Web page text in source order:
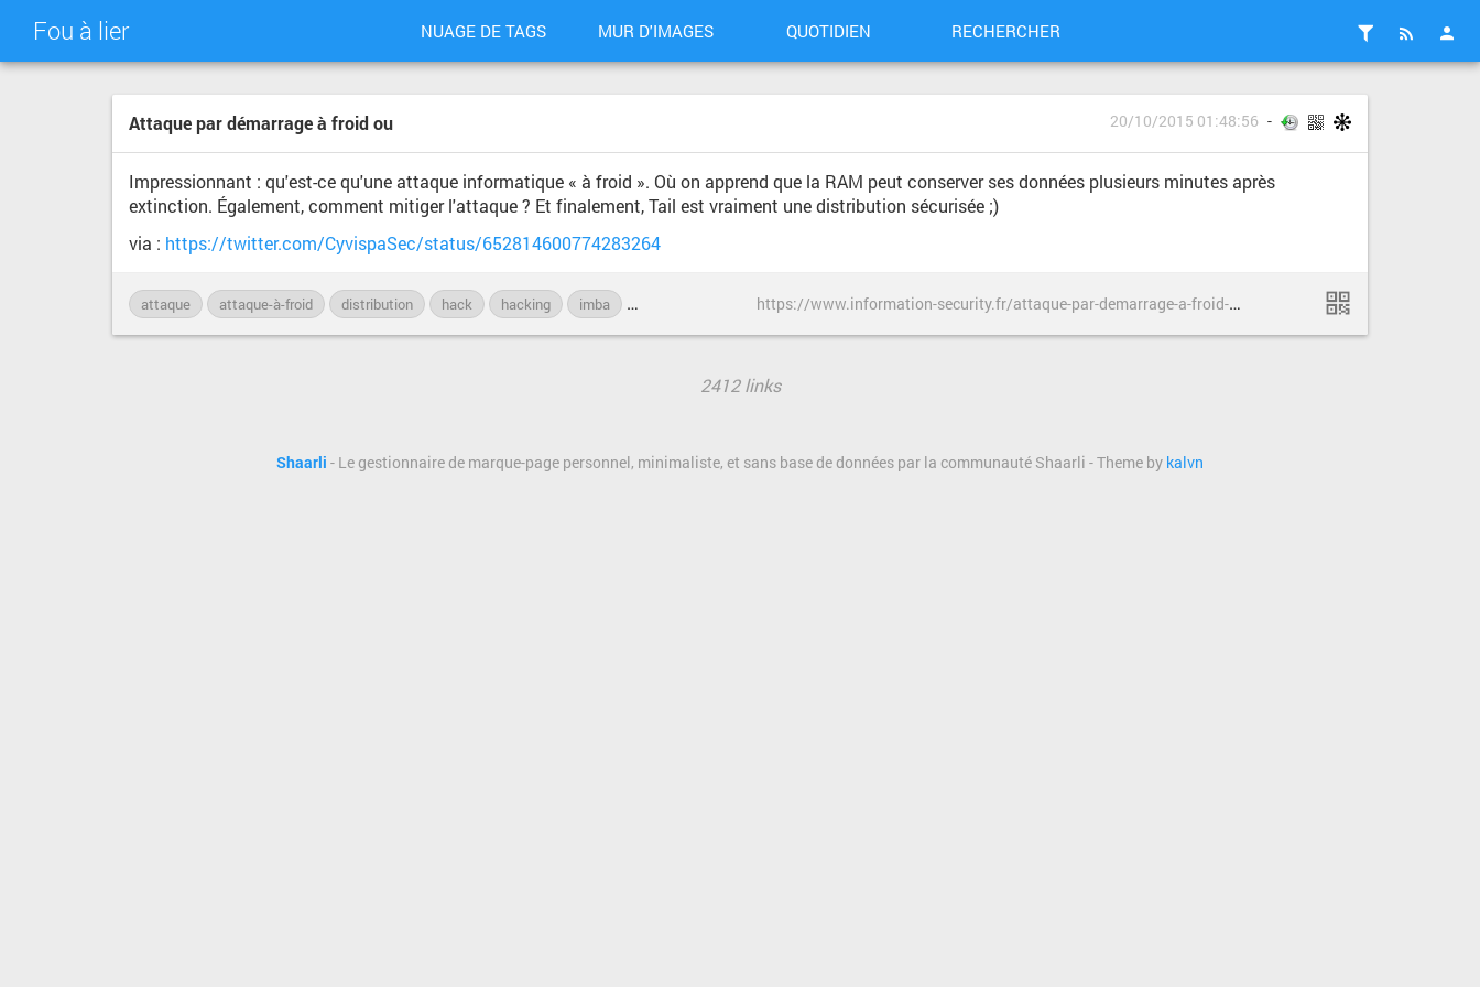
Fou à lier NUAGE DE TAGS MUR D'IMAGES QUOTIDIEN RECHERCHER
Attaque par démarrage à froid ou 20/10/2015 01:48:56
Impressionnant : qu'est-ce qu'une attaque informatique « à froid ». Où on apprend que la RAM peut conserver ses données plusieurs minutes après
extinction. Également, comment mitiger l'attaque ? Et finalement, Tail est vraiment une distribution sécurisée ;)
via : https://twitter.com/CyvispaSec/status/652814600774283264
attaque attaque-à-froid distribution hack hacking imba Linux piratage sécurité Tail h
ttps://www.information-security.fr/attaque-par-demarrage-a-froid-ou-cold-boot-attack/
2412 links
Shaarli - Le gestionnaire de marque-page personnel, minimaliste, et sans base de données par la communauté Shaarli - Theme by kalvn